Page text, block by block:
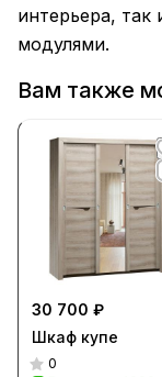
интерьера,
модулями.
Вам также
30 700 ₽
Шкаф купе
0